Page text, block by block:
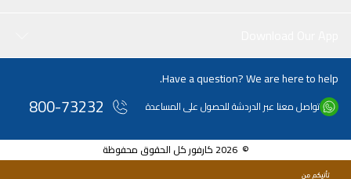
Have a question? We are here to help.
تواصل معنا عبر الدردشة للحصول على المساعدة 800-73232
© 2026 كارفور كل الحقوق محفوظة